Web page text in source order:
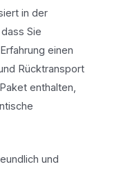
in der
Sie
einen
Rücktransport
enthalten,
und